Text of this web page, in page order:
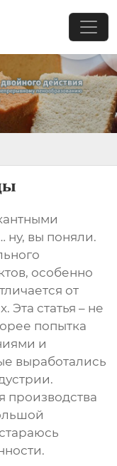
ну, вы поняли.
особенно
от
Эта статья – не
попытка
и
выработались
производства